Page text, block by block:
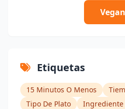
Etiquetas
15 Minutos O Menos
Tipo De Plato
Ingrediente